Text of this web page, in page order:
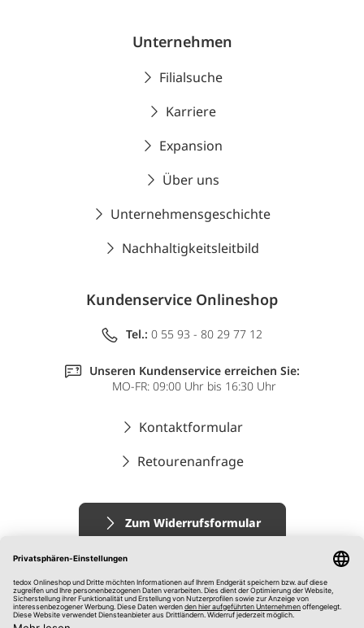
Unternehmen
Filialsuche
Karriere
Expansion
Über uns
Unternehmensgeschichte
Nachhaltigkeitsleitbild
Kundenservice Onlineshop
Tel.: 0 55 93 - 80 29 77 12
Unseren Kundenservice erreichen Sie:
MO-FR: 09:00 Uhr bis 16:30 Uhr
Kontaktformular
Retourenanfrage
Zum Widerrufsformular
Impressum
AGB